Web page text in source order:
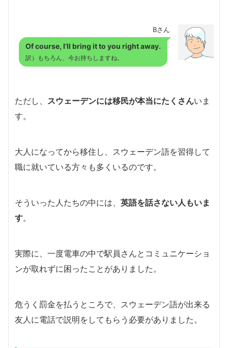
Bさん
Of course, I’ll bring it to you right away.
訳）もちろん、今お持ちしますね。
ただし、 スウェーデンには移民が本当にたくさんいま
す。
大人になってから移住し、スウェーデン語を習得して
職に就いている方々も多くいるのです。
そういった人たちの中には、 英語を話さない人もいま
す。
実際に、一度電車の中で駅員さんとコミュニケーショ
ンが取れずに困ったことがありました。
危うく罰金を払うところで、スウェーデン語が出来る
友人に電話で説明をしてもらう必要がありました。